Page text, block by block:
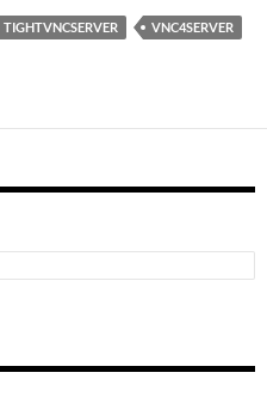
TIGHTVNCSERVER
VNC4SERVER